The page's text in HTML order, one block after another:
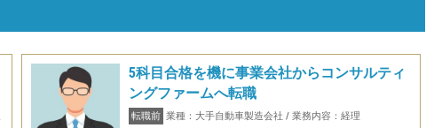
5科目合格を機に事業会社からコンサルティ
ングファームへ転職
転職前 業種：大手自動車製造会社 / 業務内容：経理